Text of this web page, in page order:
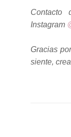
Contacto
Instagram
Gracias
siente,